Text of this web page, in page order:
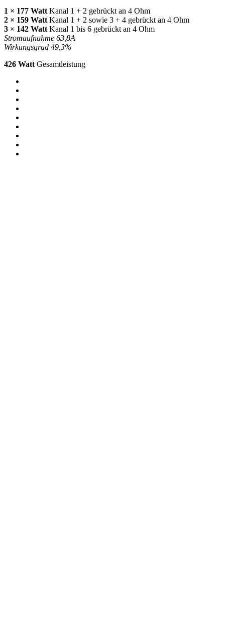
1 × 177 Watt Kanal 1 + 2 gebrückt an 4 Ohm
2 × 159 Watt Kanal 1 + 2 sowie 3 + 4 gebrückt an 4 Ohm
3 × 142 Watt Kanal 1 bis 6 gebrückt an 4 Ohm
Stromaufnahme 63,8A
Wirkungsgrad 49,3%
426 Watt Gesamtleistung